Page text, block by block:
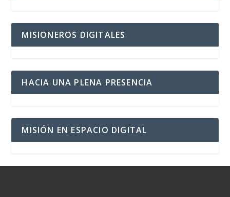
MISIONEROS DIGITALES
HACIA UNA PLENA PRESENCIA
MISIÓN EN ESPACIO DIGITAL